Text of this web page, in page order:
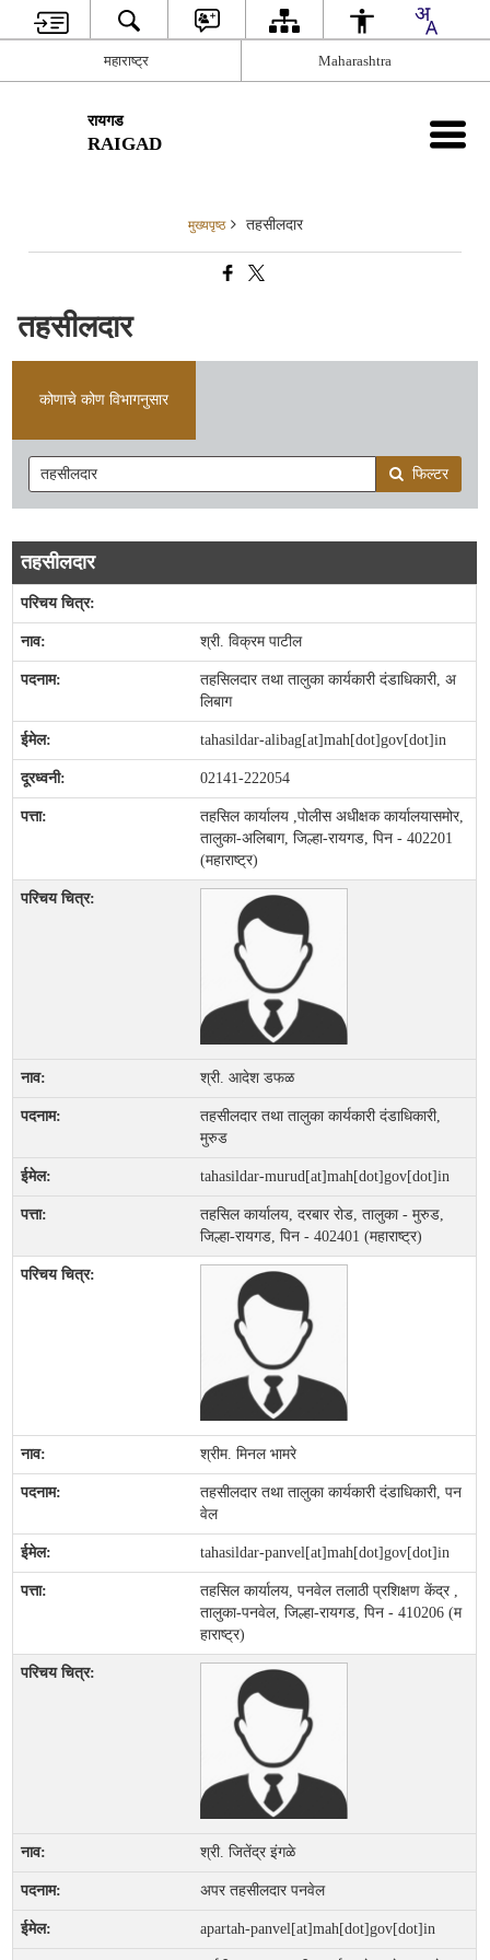
महाराष्ट्र Maharashtra
रायगड
RAIGAD
मुख्यपृष्ठ तहसीलदार
तहसीलदार
कोणाचे कोण विभागनुसार
फिल्टर
तहसीलदार
श्री. विक्रम पाटील
तहसिलदार तथा तालुका कार्यकारी दंडाधिकारी, अ
लिबाग
tahasildar-alibag[at]mah[dot]gov[dot]in
02141-222054
तहसिल कार्यालय ,पोलीस अधीक्षक कार्यालयासमोर,
तालुका-अलिबाग, जिल्हा-रायगड, पिन - 402201
(महाराष्ट्र)
श्री. आदेश डफळ
तहसीलदार तथा तालुका कार्यकारी दंडाधिकारी,
मुरुड
tahasildar-murud[at]mah[dot]gov[dot]in
तहसिल कार्यालय, दरबार रोड, तालुका - मुरुड,
जिल्हा-रायगड, पिन - 402401 (महाराष्ट्र)
श्रीम. मिनल भामरे
तहसीलदार तथा तालुका कार्यकारी दंडाधिकारी, पन
वेल
tahasildar-panvel[at]mah[dot]gov[dot]in
तहसिल कार्यालय, पनवेल तलाठी प्रशिक्षण केंद्र ,
तालुका-पनवेल, जिल्हा-रायगड, पिन - 410206 (म
हाराष्ट्र)
श्री. जितेंद्र इंगळे
अपर तहसीलदार पनवेल
apartah-panvel[at]mah[dot]gov[dot]in